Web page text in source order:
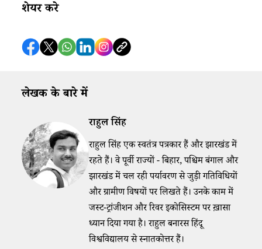
शेयर करे
लेखक के बारे में
राहुल सिंह
राहुल सिंह एक स्वतंत्र पत्रकार हैं और झारखंड में
रहते हैं। वे पूर्वी राज्यों - बिहार, पश्चिम बंगाल और
झारखंड में चल रही पर्यावरण से जुड़ी गतिविधियों
और ग्रामीण विषयों पर लिखते हैं। उनके काम में
जस्ट-ट्रांजीशन और रिवर इकोसिस्टम पर ख़ासा
ध्यान दिया गया है। राहुल बनारस हिंदू
विश्वविद्यालय से स्नातकोत्तर हैं।